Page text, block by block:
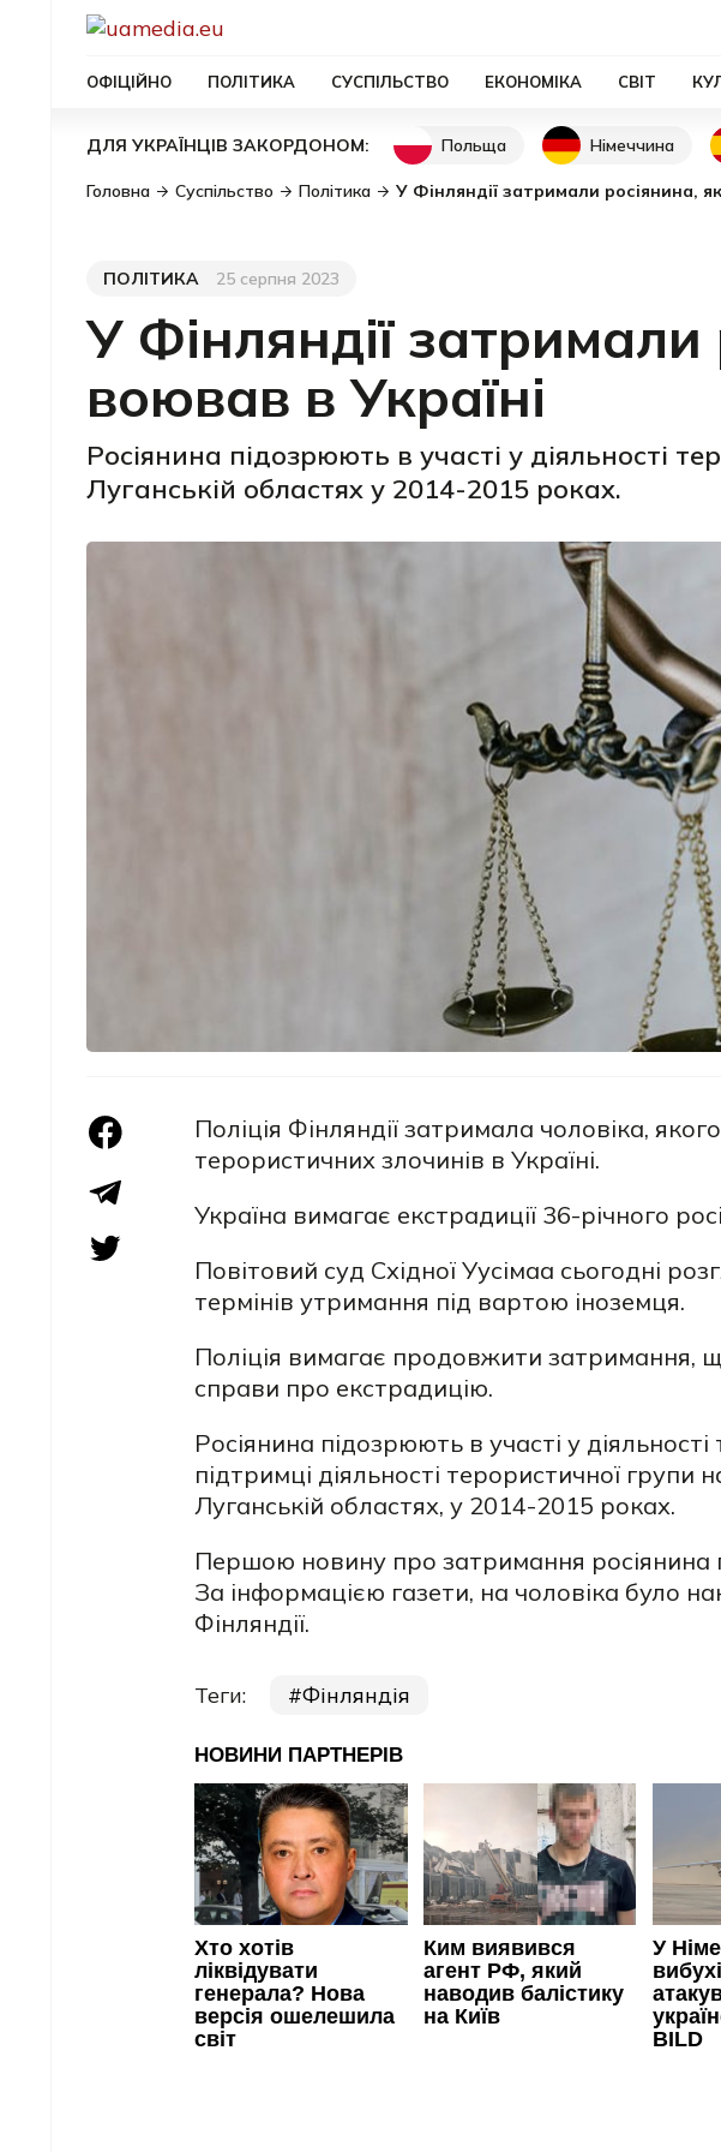
ОФІЦІЙНО ПОЛІТИКА СУСПІЛЬСТВО ЕКОНОМІКА СВІТ
ДЛЯ УКРАЇНЦІВ ЗАКОРДОНОМ: Польща Німеччина
Головна Суспільство Політика У Фінляндії затримали росіянина,
Категорія
ПОЛІТИКА
Дата публікації25 серпня 2023
У Фінляндії
воював в Україні
Росіянина підозрюють в участі у діяльності
Луганській областях у 2014-2015 роках.
Поліція Фінляндії затримала чоловіка,
терористичних злочинів в Україні.
Україна вимагає екстрадиції 36-річного
Повітовий суд Східної Уусімаа сьогодні
термінів утримання під вартою іноземця.
Поліція вимагає продовжити затримання,
справи про екстрадицію.
Росіянина підозрюють в участі у
підтримці діяльності терористичної групи
Луганській областях, у 2014-2015 роках.
Першою новину про затримання росіянина
За інформацією газети, на чоловіка було
Фінляндії.
Теги: Фінляндія